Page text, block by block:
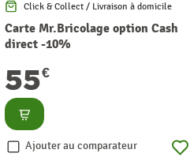
Click & Collect / Livraison à domicile
Carte Mr.Bricolage option Cash
direct -10%
55€
Consulter
Ajouter au comparateur